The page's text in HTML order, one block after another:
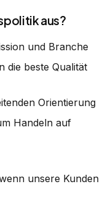
aus?
und Branche
die beste Qualität
Orientierung
Handeln auf
unsere Kunden